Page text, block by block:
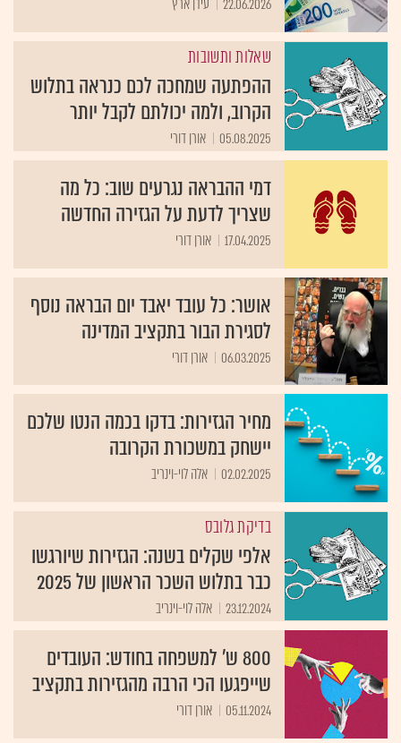
שאלות ותשובות
ההפתעה שמחכה לכם כנראה בתלוש
הקרוב, ולמה יכולתם לקבל יותר
05.08.2025 אורן דורי
דמי ההבראה נגרעים שוב: כל מה
שצריך לדעת על הגזירה החדשה
17.04.2025 אורן דורי
אושר: כל עובד יאבד יום הבראה נוסף
לסגירת הבור בתקציב המדינה
06.03.2025 אורן דורי
מחיר הגזירות: בדקו בכמה הנטו שלכם
יישחק במשכורת הקרובה
02.02.2025 אלה לוי-וינריב
בדיקת גלובס
אלפי שקלים בשנה: הגזירות שיורגשו
כבר בתלוש השכר הראשון של 2025
23.12.2024 אלה לוי-וינריב
800 ש' למשפחה בחודש: העובדים
שייפגעו הכי הרבה מהגזירות בתקציב
05.11.2024 אורן דורי